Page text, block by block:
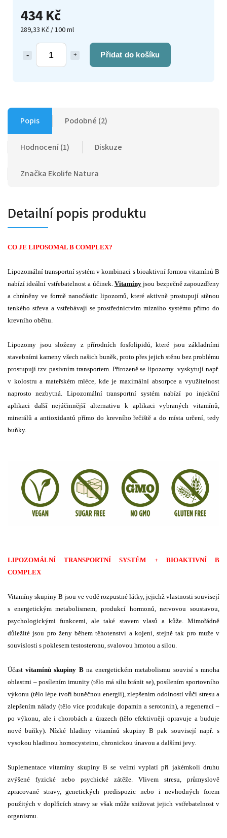
434 Kč
289,33 Kč / 100 ml
Přidat do košíku
Popis Podobné (2)
Hodnocení (1) Diskuze
Značka Ekolife Natura
Detailní popis produktu
CO JE LIPOSOMAL B COMPLEX?
Lipozomální transportní systém v kombinaci s bioaktivní formou vitamínů B
nabízí ideální vstřebatelnost a účinek. Vitamínyjsou bezpečně zapouzdřeny
a chráněny ve formě nanočástic lipozomů, které aktivně prostupují stěnou
tenkého střeva a vstřebávají se prostřednictvím mízního systému přímo do
krevního oběhu.
Lipozomy jsou složeny z přírodních fosfolipidů, které jsou základními
stavebními kameny všech našich buněk, proto přes jejich stěnu bez problému
prostupují tzv. pasivním transportem. Přirozeně se lipozomy vyskytují např.
v kolostru a mateřském mléce, kde je maximální absorpce a využitelnost
naprosto nezbytná. Lipozomální transportní systém nabízí po injekční
aplikaci další nejúčinnější alternativu k aplikaci vybraných vitamínů,
minerálů a antioxidantů přímo do krevního řečiště a do místa určení, tedy
buňky.
LIPOZOMÁLNÍ TRANSPORTNÍ SYSTÉM + BIOAKTIVNÍ B
COMPLEX
Vitamíny skupiny B jsou ve vodě rozpustné látky, jejichž vlastnosti souvisejí
s energetickým metabolismem, produkcí hormonů, nervovou soustavou,
psychologickými funkcemi, ale také stavem vlasů a kůže. Mimořádně
důležité jsou pro ženy během těhotenství a kojení, stejně tak pro muže v
souvislosti s poklesem testosteronu, svalovou hmotou a silou.
Účastvitamínů skupiny Bna energetickém metabolismu souvisí s mnoha
oblastmi – posílením imunity (tělo má sílu bránit se), posílením sportovního
výkonu (tělo lépe tvoří buněčnou energii), zlepšením odolnosti vůči stresu a
zlepšením nálady (tělo více produkuje dopamin a serotonin), a regenerací –
po výkonu, ale i chorobách a úrazech (tělo efektivněji opravuje a buduje
nové buňky). Nízké hladiny vitamínů skupiny B pak souvisejí např. s
vysokou hladinou homocysteinu, chronickou únavou a dalšími jevy.
Suplementace vitamíny skupiny B se velmi vyplatí při jakémkoli druhu
zvýšené fyzické nebo psychické zátěže. Vlivem stresu, průmyslově
zpracované stravy, genetických predispozic nebo i nevhodných forem
použitých v doplňcích stravy se však může snižovat jejich vstřebatelnost v
organismu.